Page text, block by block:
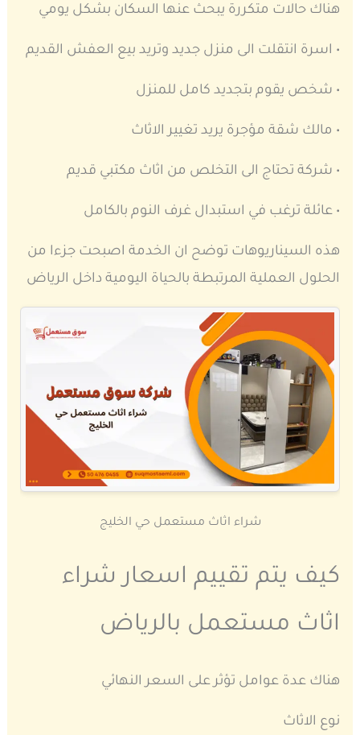
هناك حالات متكررة يبحث عنها السكان بشكل يومي
• اسرة انتقلت الى منزل جديد وتريد بيع العفش القديم
• شخص يقوم بتجديد كامل للمنزل
• مالك شقة مؤجرة يريد تغيير الاثاث
• شركة تحتاج الى التخلص من اثاث مكتبي قديم
• عائلة ترغب في استبدال غرف النوم بالكامل
هذه السيناريوهات توضح ان الخدمة اصبحت جزءا من
الحلول العملية المرتبطة بالحياة اليومية داخل الرياض
شراء اثاث مستعمل حي الخليج
كيف يتم تقييم اسعار شراء
اثاث مستعمل بالرياض
هناك عدة عوامل تؤثر على السعر النهائي
نوع الاثاث